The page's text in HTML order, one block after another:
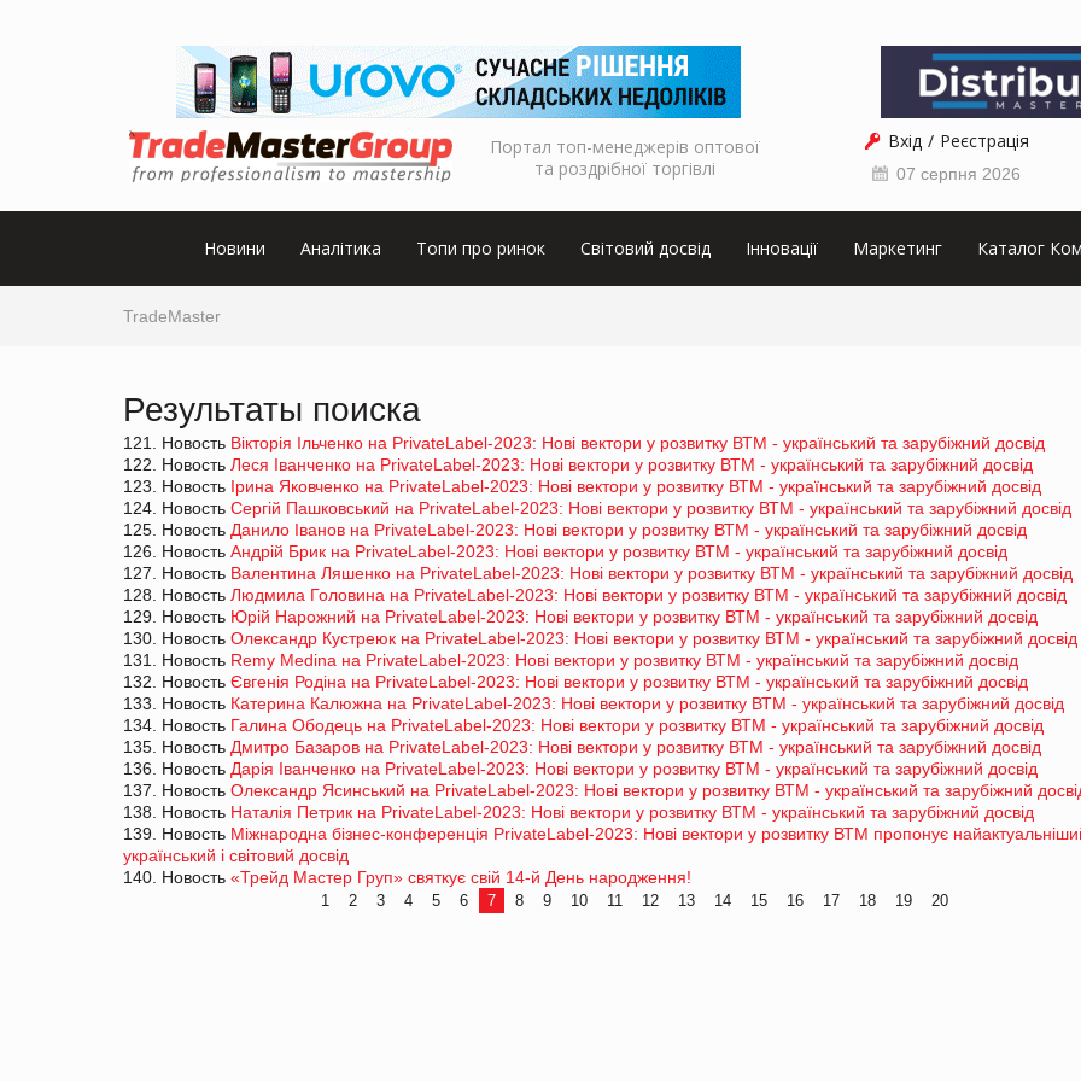
Портал топ-менеджерів оптової
та роздрібної торгівлі
Вхід Реєстрація
07 серпня 2026
Новини Аналітика Топи про ринок Світовий досвід Інновації Маркетинг Каталог
TradeMaster
Результаты поиска
121. Новость Вікторія Ільченко на PrivateLabel-2023: Нові вектори у розвитку ВТМ - український та зарубіжний досвід
122. Новость Леся Іванченко на PrivateLabel-2023: Нові вектори у розвитку ВТМ - український та зарубіжний досвід
123. Новость Ірина Яковченко на PrivateLabel-2023: Нові вектори у розвитку ВТМ - український та зарубіжний досвід
124. Новость Сергій Пашковський на PrivateLabel-2023: Нові вектори у розвитку ВТМ - український та зарубіжний досвід
125. Новость Данило Іванов на PrivateLabel-2023: Нові вектори у розвитку ВТМ - український та зарубіжний досвід
126. Новость Андрій Брик на PrivateLabel-2023: Нові вектори у розвитку ВТМ - український та зарубіжний досвід
127. Новость Валентина Ляшенко на PrivateLabel-2023: Нові вектори у розвитку ВТМ - український та зарубіжний досвід
128. Новость Людмила Головина на PrivateLabel-2023: Нові вектори у розвитку ВТМ - український та зарубіжний досвід
129. Новость Юрій Нарожний на PrivateLabel-2023: Нові вектори у розвитку ВТМ - український та зарубіжний досвід
130. Новость Олександр Кустреюк на PrivateLabel-2023: Нові вектори у розвитку ВТМ - український та зарубіжний досвід
131. Новость Remy Medina на PrivateLabel-2023: Нові вектори у розвитку ВТМ - український та зарубіжний досвід
132. Новость Євгенія Родіна на PrivateLabel-2023: Нові вектори у розвитку ВТМ - український та зарубіжний досвід
133. Новость Катерина Калюжна на PrivateLabel-2023: Нові вектори у розвитку ВТМ - український та зарубіжний досвід
134. Новость Галина Ободець на PrivateLabel-2023: Нові вектори у розвитку ВТМ - український та зарубіжний досвід
135. Новость Дмитро Базаров на PrivateLabel-2023: Нові вектори у розвитку ВТМ - український та зарубіжний досвід
136. Новость Дарія Іванченко на PrivateLabel-2023: Нові вектори у розвитку ВТМ - український та зарубіжний досвід
137. Новость Олександр Ясинський на PrivateLabel-2023: Нові вектори у розвитку ВТМ - український та зарубіжний
138. Новость Наталія Петрик на PrivateLabel-2023: Нові вектори у розвитку ВТМ - український та зарубіжний досвід
139. Новость Міжнародна бізнес-конференція PrivateLabel-2023: Нові вектори у розвитку ВТМ пропонує
український і світовий досвід
140. Новость «Трейд Мастер Груп» святкує свій 14-й День народження!
1 2 3 4 5 6 7 8 9 10 11 12 13 14 15 16 17 18 19 20